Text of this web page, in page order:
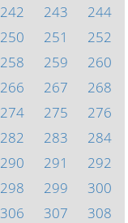
242 243
244
250 251
252
258 259
260
266 267
268
274 275
276
282 283
284
290 291
292
298 299
300
306 307
308